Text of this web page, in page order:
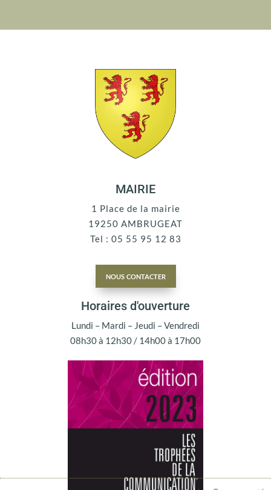
MAIRIE
1 Place de la mairie
19250 AMBRUGEAT
Tel : 05 55 95 12 83
nous contacter
Horaires d'ouverture
Lundi – Mardi – Jeudi – Vendredi
08h30 à 12h30 / 14h00 à 17h00